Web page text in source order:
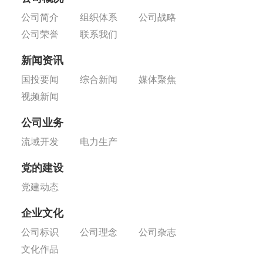
公司简介 组织体系
公司战略
公司荣誉
联系我们
新闻资讯
国投要闻 综合新闻
媒体聚焦
视频新闻
公司业务
流域开发 电力生产
党的建设
党建动态
企业文化
公司标识 公司理念
公司杂志
文化作品